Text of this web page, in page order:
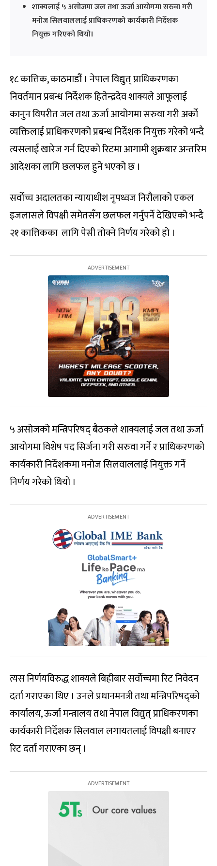
शाक्यलाई ५ असोजमा जल तथा ऊर्जा आयोगमा सरुवा गरी
मनोज सिलवाललाई प्राधिकरणको कार्यकारी निर्देशक
नियुक्त गरिएको थियो।
१८ कात्तिक, काठमाडौं । नेपाल विद्युत् प्राधिकरणका
निवर्तमान प्रबन्ध निर्देशक हितेन्द्रदेव शाक्यले आफूलाई
कानुन विपरीत जल तथा ऊर्जा आयोगमा सरुवा गरी अर्को
व्यक्तिलाई प्राधिकरणको प्रबन्ध निर्देशक नियुक्त गरेको भन्दै
त्यसलाई खारेज गर्न दिएको रिटमा आगामी शुक्रबार अन्तरिम
आदेशका लागि छलफल हुने भएको छ ।
सर्वोच्च अदालतका न्यायाधीश नृपध्वज निरौलाको एकल
इजलासले विपक्षी समेतसँग छलफल गर्नुपर्ने देखिएको भन्दै
२१ कात्तिकका लागि पेसी तोक्ने निर्णय गरेको हो ।
५ असोजको मन्त्रिपरिषद् बैठकले शाक्यलाई जल तथा ऊर्जा
आयोगमा विशेष पद सिर्जना गरी सरुवा गर्ने र प्राधिकरणको
कार्यकारी निर्देशकमा मनोज सिलवाललाई नियुक्त गर्ने
निर्णय गरेको थियो ।
त्यस निर्णयविरुद्ध शाक्यले बिहीबार सर्वोच्चमा रिट निवेदन
दर्ता गराएका थिए । उनले प्रधानमनत्री तथा मन्त्रिपरिषद्को
कार्यालय, ऊर्जा मन्त्रालय तथा नेपाल विद्युत् प्राधिकरणका
कार्यकारी निर्देशक सिलवाल लगायतलाई विपक्षी बनाएर
रिट दर्ता गराएका छन् ।